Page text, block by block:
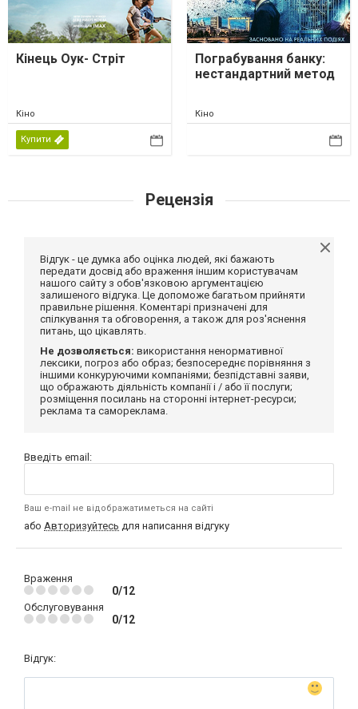
Кінець Оук- Стріт
Кіно
Купити
Пограбування банку:
нестандартний метод
Кіно
Рецензія
Відгук - це думка або оцінка людей, які бажають
передати досвід або враження іншим користувачам
нашого сайту з обов'язковою аргументацією
залишеного відгука. Це допоможе багатьом прийняти
правильне рішення. Коментарі призначені для
спілкування та обговорення, а також для роз'яснення
питань, що цікавлять.
Не дозволяється: використання ненормативної
лексики, погроз або образ; безпосереднє порівняння з
іншими конкуруючими компаніями; безпідставні заяви,
що ображають діяльність компанії і / або її послуги;
розміщення посилань на сторонні інтернет-ресурси;
реклама та самореклама.
Введіть email:
Ваш e-mail не відображатиметься на сайті
або Авторизуйтесь для написання відгуку
Враження
0/12
Обслуговування
0/12
Відгук: